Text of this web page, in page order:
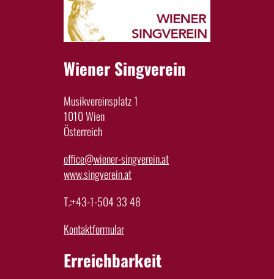
Wiener Singverein
Musikvereinsplatz 1
1010 Wien
Österreich
office@wiener-singverein.at
www.singverein.at
T.:+43-1-504 33 48
Kontaktformular
Erreichbarkeit